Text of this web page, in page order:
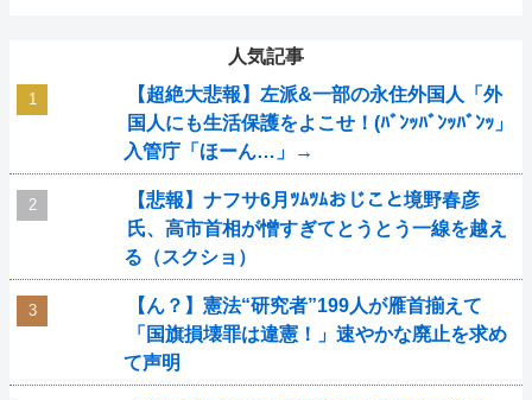
人気記事
【超絶大悲報】左派&一部の永住外国人「外
国人にも生活保護をよこせ！(ﾊﾞﾝｯﾊﾞﾝｯﾊﾞﾝｯ」
入管庁「ほーん…」→
【悲報】ナフサ6月ﾂﾑﾂﾑおじこと境野春彦
氏、高市首相が憎すぎてとうとう一線を越え
る（スクショ）
【ん？】憲法“研究者”199人が雁首揃えて
「国旗損壊罪は違憲！」速やかな廃止を求め
て声明